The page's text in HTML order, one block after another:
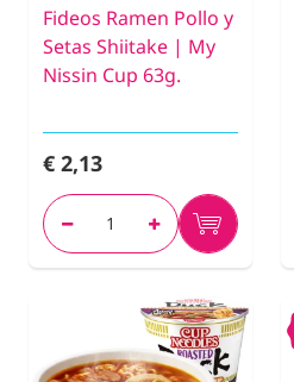
Fideos Ramen Pollo y
Setas Shiitake | My
Nissin Cup 63g.
€ 2,13